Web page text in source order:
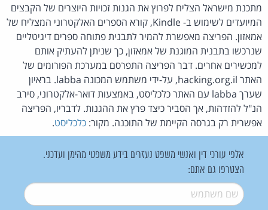
מתכנת מישראל הצליח לפרוץ את הגנות זכויות היוצרים של הקבצים
המיועדים לשימוש ב- Kindle, קורא הספרים האלקטרוני המצליח של
אמאזון. הפריצה מאפשרת להמיר לתבנית פתוחה ספרים דיגיטליים
שנרכשו בתבנית המוגנת של אמאזון, כך שניתן להעתיק אותם
למכשירים אחרים. דבר הפריצה התפרסם במערכת הפורומים של
האתר hacking.org.il, על-ידי משתמש המכונה labba. בראיון
שערך labba עם האתר כלכליסט, באמצעות דואר-אלקטרוני, סירב
הנ"ל להזדהות, אך הסביר כיצד פרץ את ההגנות. לדבריו, הפריצה
אפשרית רק בגרסה הקיימת של התוכנה. מקור: כלכליסט.
אלפי עורכי דין ואנשי משפט נעזרים בידע משפטי מהימן ועדכני.
הצטרפו גם אתם:
שם משתמש*